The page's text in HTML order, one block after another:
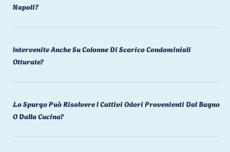
Napoli?
Intervenite Anche Su Colonne Di Scarico Condominiali
Otturate?
Lo Spurgo Può Risolvere I Cattivi Odori Provenienti Dal Bagno
O Dalla Cucina?